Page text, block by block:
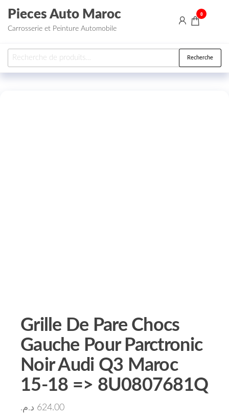
Aller au contenu
Pieces Auto Maroc
Carrosserie et Peinture Automobile
0
Recherche pour : Recherche
Grille De Pare Chocs
Gauche Pour Parctronic
Noir Audi Q3 Maroc
15-18 => 8U0807681Q
624.00 د.م.